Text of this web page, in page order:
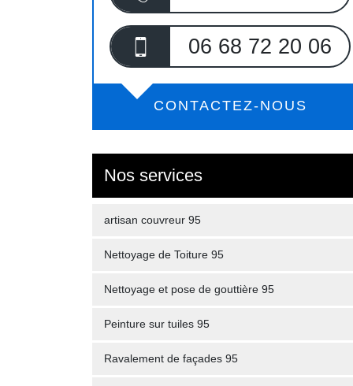
06 68 72 20 06
CONTACTEZ-NOUS
Nos services
artisan couvreur 95
Nettoyage de Toiture 95
Nettoyage et pose de gouttière 95
Peinture sur tuiles 95
Ravalement de façades 95